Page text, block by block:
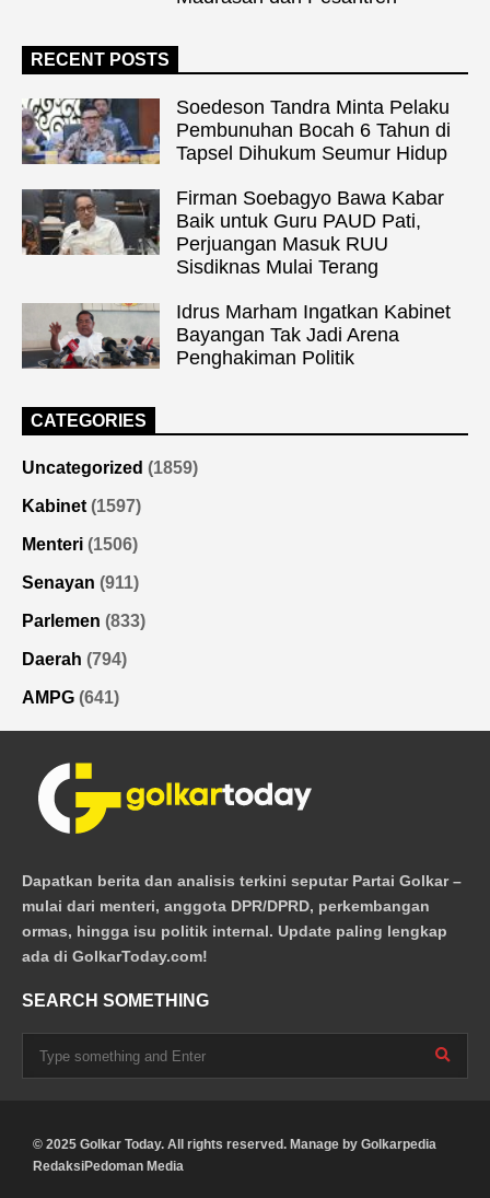
RECENT POSTS
Soedeson Tandra Minta Pelaku
Pembunuhan Bocah 6 Tahun di
Tapsel Dihukum Seumur Hidup
Firman Soebagyo Bawa Kabar
Baik untuk Guru PAUD Pati,
Perjuangan Masuk RUU
Sisdiknas Mulai Terang
Idrus Marham Ingatkan Kabinet
Bayangan Tak Jadi Arena
Penghakiman Politik
CATEGORIES
Uncategorized (1859)
Kabinet (1597)
Menteri (1506)
Senayan (911)
Parlemen (833)
Daerah (794)
AMPG (641)
Dapatkan berita dan analisis terkini seputar Partai Golkar –
mulai dari menteri, anggota DPR/DPRD, perkembangan
ormas, hingga isu politik internal. Update paling lengkap
ada di GolkarToday.com!
SEARCH SOMETHING
© 2025 Golkar Today. All rights reserved. Manage by Golkarpedia
RedaksiPedoman Media